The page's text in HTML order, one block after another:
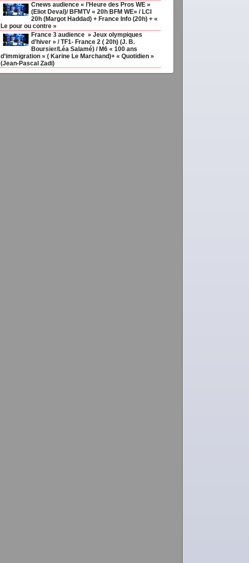
Cnews audience « l’Heure des Pros WE »
(Eliot Deval)/ BFMTV « 20h BFM WE» / LCI
20h (Margot Haddad) + France Info (20h) + «
Le pour ou contre »
France 3 audience » Jeux olympiques
d’hiver » / TF1- France 2 ( 20h) (J. B.
Boursier/Léa Salamé) / M6 « 100 ans
d’immigration » ( Karine Le Marchand)+ « Quotidien »
(Jean-Pascal Zadi)